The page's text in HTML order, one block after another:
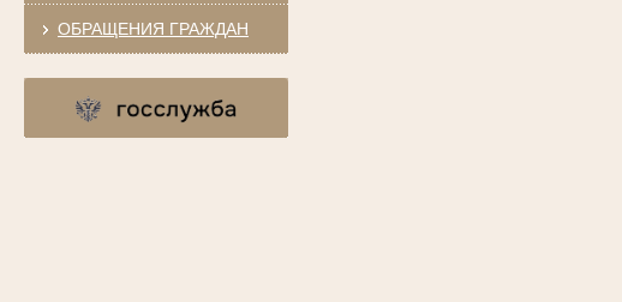
ОБРАЩЕНИЯ ГРАЖДАН